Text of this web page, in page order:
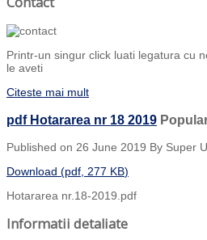
Printr-un singur click luati legatura cu
le aveti
Citeste mai mult
pdf Hotararea nr 18 2019
Published on 26 June 2019 By Super
Download (pdf, 277 KB)
Hotararea nr.18-2019.pdf
Informatii detaliate